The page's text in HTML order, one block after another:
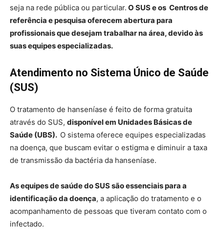
seja na rede pública ou particular. O SUS e os Centros de
referência e pesquisa oferecem abertura para
profissionais que desejam trabalhar na área, devido às
suas equipes especializadas.
Atendimento no Sistema Único de Saúde
(SUS)
O tratamento de hanseníase é feito de forma gratuita
através do SUS, disponível em Unidades Básicas de
Saúde (UBS). O sistema oferece equipes especializadas
na doença, que buscam evitar o estigma e diminuir a taxa
de transmissão da bactéria da hanseníase.
As equipes de saúde do SUS são essenciais para a
identificação da doença, a aplicação do tratamento e o
acompanhamento de pessoas que tiveram contato com o
infectado.